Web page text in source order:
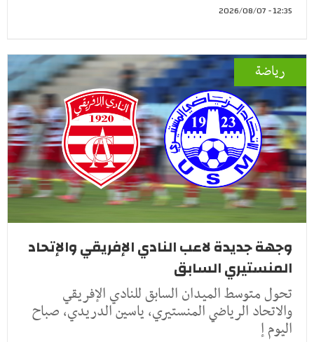
12:35 - 2026/08/07
رياضة
وجهة جديدة لاعب النادي الإفريقي والإتحاد
المنستيري السابق
تحول متوسط الميدان السابق للنادي الإفريقي
والاتحاد الرياضي المنستيري، ياسين الدريدي، صباح
اليوم إ